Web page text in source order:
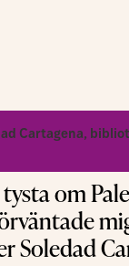
Cartagena,
om
Soledad